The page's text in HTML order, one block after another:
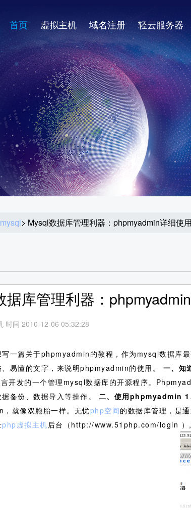
首页 虚拟主机 域名注册 轻云服务器
mysql> Mysql数据库管理利器：phpmyadmin详细使
据库管理利器：
时间 2010-12-06 05:32:28
写一篇关于phpmyadmin的教程，作为mysql数据库
、易懂的文字，来说明phpmyadmin的使用。 一、知
开发的一个管理mysql数据库的开源程序。
备份、数据导入等操作。 二、使用phpmyadmin 1
就像双胞胎一样。无忧php空间的数据库管理，是
php虚拟主机后台（http://www.51php.com/login ）,